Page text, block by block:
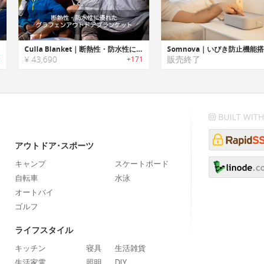
Culla Blanket｜断熱性・防水性に優れたグラフェンアウトドアブランケット「クラブランケット」
¥ 43,690 +171 販売終了
アウトドア･スポーツ
キャンプ
自転車
オートバイ
ゴルフ
スケートボード
水泳
ライフスタイル
キッチン
寝具
生活雑貨
BUILT WITH